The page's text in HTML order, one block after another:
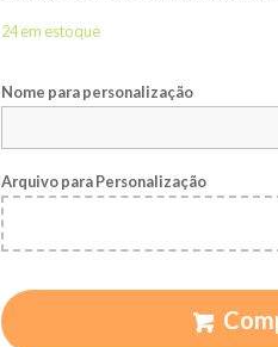
24 em estoque
Nome para personalização
Arquivo para Personalização